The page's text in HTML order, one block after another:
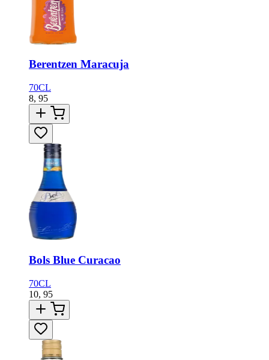
Berentzen Maracuja
70CL
8, 95
Bols Blue Curacao
70CL
10, 95